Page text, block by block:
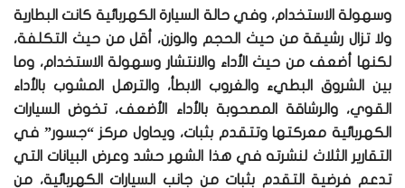
وسهولة الاستخدام، وفي حالة السيارة الكهربائية كانت البطارية
ولا تزال رشيقة من حيث الحجم والوزن، أقل من حيث التكلفة،
لكنها أضعف من حيث الأداء والانتشار وسهولة الاستخدام، وما
بين الشروق البطيء والغروب الابطأ، والترهل المشوب بالأداء
القوي، والرشاقة المصحوبة بالأداء الأضعف، تخوض السيارات
الكهربائية معركتها وتتقدم بثبات، ويحاول مركز “جسور” في
التقارير الثلاث لنشرته في هذا الشهر حشد وعرض البيانات التي
تدعم فرضية التقدم بثبات من جانب السيارات الكهربائية، من